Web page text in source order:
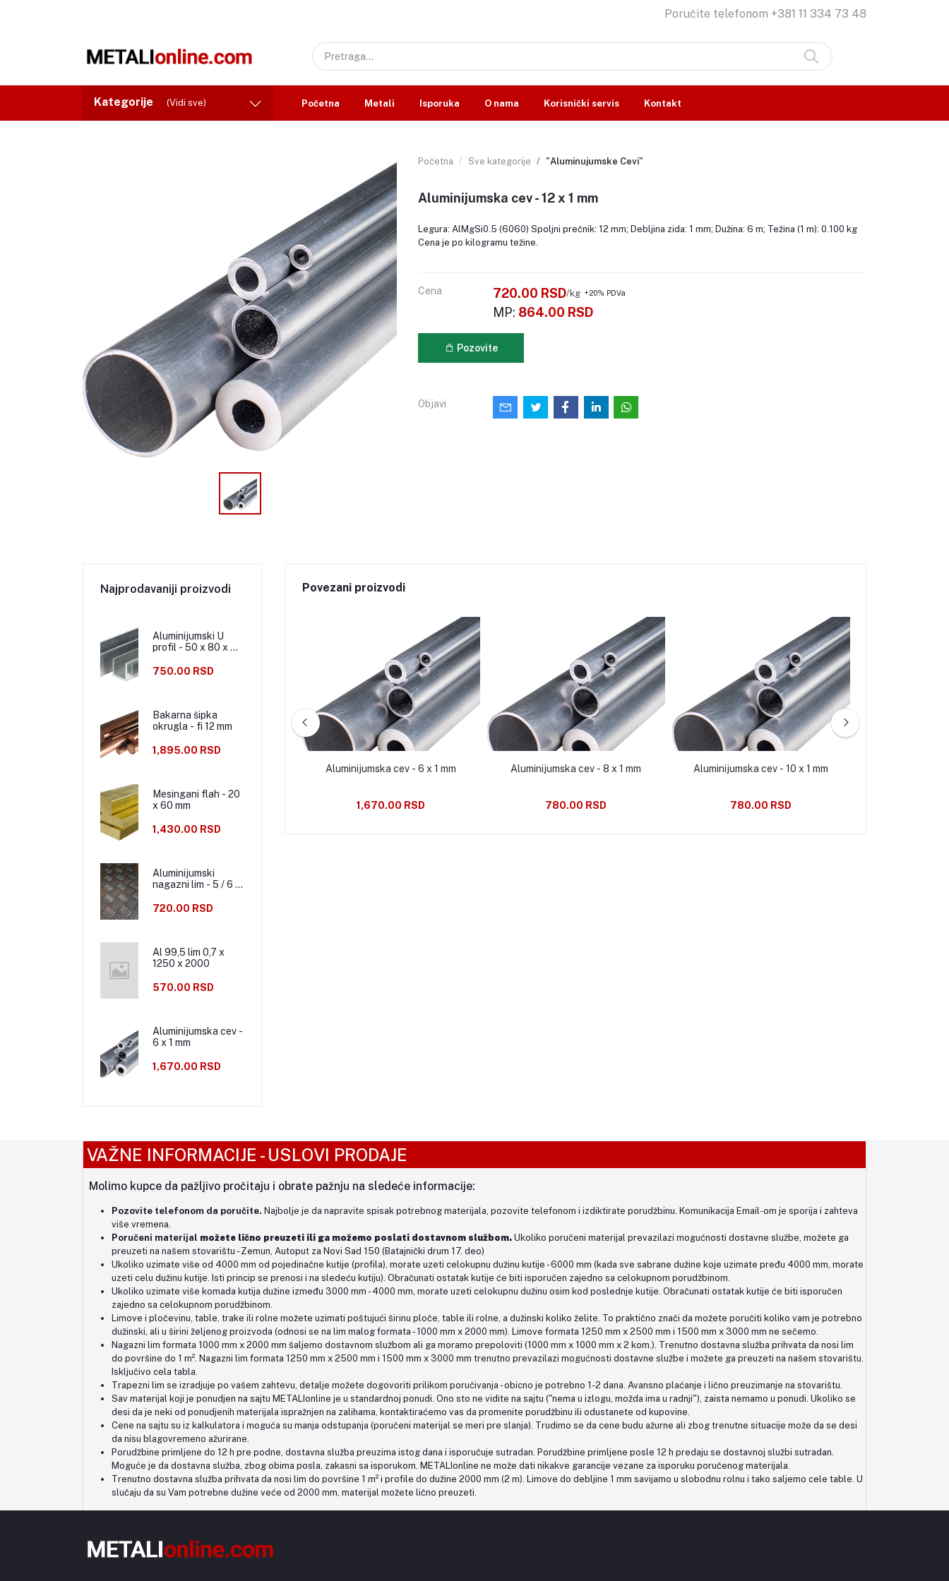
Poručite telefonom +381 11 334 73 48
Kategorije (Vidi sve) Početna Metali Isporuka O nama Korisnički servis Kontakt
Početna Sve kategorije "Aluminujumske Cevi"
Aluminijumska cev - 12 x 1 mm
Legura: AlMgSi0.5 (6060) Spoljni prečnik: 12 mm; Debljina zida: 1 mm; Dužina: 6 m; Težina (1 m): 0.100 kg
Cena je po kilogramu težine.
Cena 720.00 RSD/kg+20% PDVa
MP: 864.00 RSD
Pozovite
Objavi
Najprodavaniji proizvodi
Aluminijumski U
profil - 50 x 80 x 50
750.00 RSD
Bakarna šipka
okrugla - fi 12 mm
1,895.00 RSD
Mesingani flah - 20
x 60 mm
1,430.00 RSD
Aluminijumski
nagazni lim - 5 / 6 x
720.00 RSD
Al 99,5 lim 0,7 x
1250 x 2000
570.00 RSD
Aluminijumska cev -
6 x 1 mm
1,670.00 RSD
Povezani proizvodi
990.00 RSD
Aluminijumska cev - 6 x 1 mm
1,670.00 RSD
Aluminijumska cev - 8 x 1 mm
780.00 RSD
Aluminijumska cev - 10 x 1 mm
780.00 RSD
VAŽNE INFORMACIJE - USLOVI PRODAJE
Molimo kupce da pažljivo pročitaju i obrate pažnju na sledeće informacije:
Pozovite telefonom da poručite. Najbolje je da napravite spisak potrebnog materijala, pozovite telefonom i izdiktirate porudžbinu. Komunikacija Email-om je sporija i zahteva
više vremena.
Poručeni materijal možete lično preuzeti ili ga možemo poslati dostavnom službom. Ukoliko poručeni materijal prevazilazi mogućnosti dostavne službe, možete ga
preuzeti na našem stovarištu - Zemun, Autoput za Novi Sad 150 (Batajnički drum 17. deo)
Ukoliko uzimate više od 4000 mm od pojedinačne kutije (profila), morate uzeti celokupnu dužinu kutije - 6000 mm (kada sve sabrane dužine koje uzimate pređu 4000 mm, morate
uzeti celu dužinu kutije. Isti princip se prenosi i na sledeću kutiju). Obračunati ostatak kutije će biti isporučen zajedno sa celokupnom porudžbinom.
Ukoliko uzimate više komada kutija dužine između 3000 mm - 4000 mm, morate uzeti celokupnu dužinu osim kod poslednje kutije. Obračunati ostatak kutije će biti isporučen
zajedno sa celokupnom porudžbinom.
Limove i pločevinu, table, trake ili rolne možete uzimati poštujući širinu ploče, table ili rolne, a dužinski koliko želite. To praktično znači da možete poručiti koliko vam je potrebno
dužinski, ali u širini željenog proizvoda (odnosi se na lim malog formata - 1000 mm x 2000 mm). Limove formata 1250 mm x 2500 mm i 1500 mm x 3000 mm ne sečemo.
Nagazni lim formata 1000 mm x 2000 mm šaljemo dostavnom službom ali ga moramo prepoloviti (1000 mm x 1000 mm x 2 kom.). Trenutno dostavna služba prihvata da nosi lim
do površine do 1 m². Nagazni lim formata 1250 mm x 2500 mm i 1500 mm x 3000 mm trenutno prevazilazi mogućnosti dostavne službe i možete ga preuzeti na našem stovarištu.
Isključivo cela tabla.
Trapezni lim se izradjuje po vašem zahtevu, detalje možete dogovoriti prilikom poručivanja - obicno je potrebno 1-2 dana. Avansno plaćanje i lično preuzimanje na stovarištu.
Sav materijal koji je ponudjen na sajtu METALIonline je u standardnoj ponudi. Ono sto ne vidite na sajtu ("nema u izlogu, možda ima u radnji"), zaista nemamo u ponudi. Ukoliko se
desi da je neki od ponudjenih materijala ispražnjen na zalihama, kontaktiraćemo vas da promenite porudžbinu ili odustanete od kupovine.
Cene na sajtu su iz kalkulatora i moguća su manja odstupanja (poručeni materijal se meri pre slanja). Trudimo se da cene budu ažurne ali zbog trenutne situacije može da se desi
da nisu blagovremeno ažurirane.
Porudžbine primljene do 12 h pre podne, dostavna služba preuzima istog dana i isporučuje sutradan. Porudžbine primljene posle 12 h predaju se dostavnoj službi sutradan.
Moguće je da dostavna služba, zbog obima posla, zakasni sa isporukom. METALIonline ne može dati nikakve garancije vezane za isporuku poručenog materijala.
Trenutno dostavna služba prihvata da nosi lim do površine 1 m² i profile do dužine 2000 mm (2 m). Limove do debljine 1 mm savijamo u slobodnu rolnu i tako saljemo cele table. U
slučaju da su Vam potrebne dužine veće od 2000 mm, materijal možete lično preuzeti.